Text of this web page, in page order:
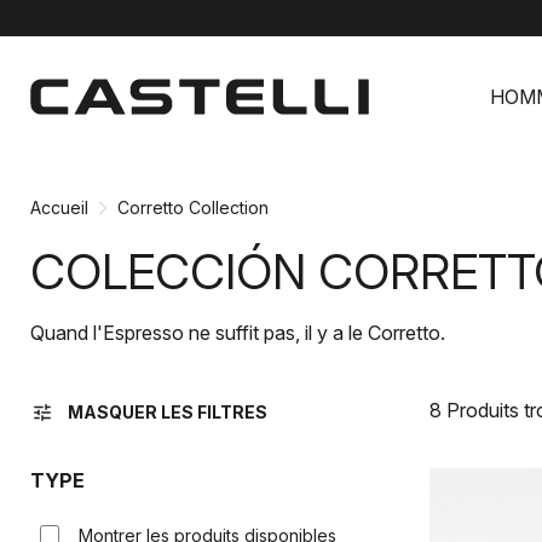
contenu
Accueil Corretto Collection
COLECCIÓN
Quand l'Espresso ne suffit pas, il y a le Corretto.
tune MASQUER LES FILTRES 8 Produits
TYPE
Montrer les produits disponibles